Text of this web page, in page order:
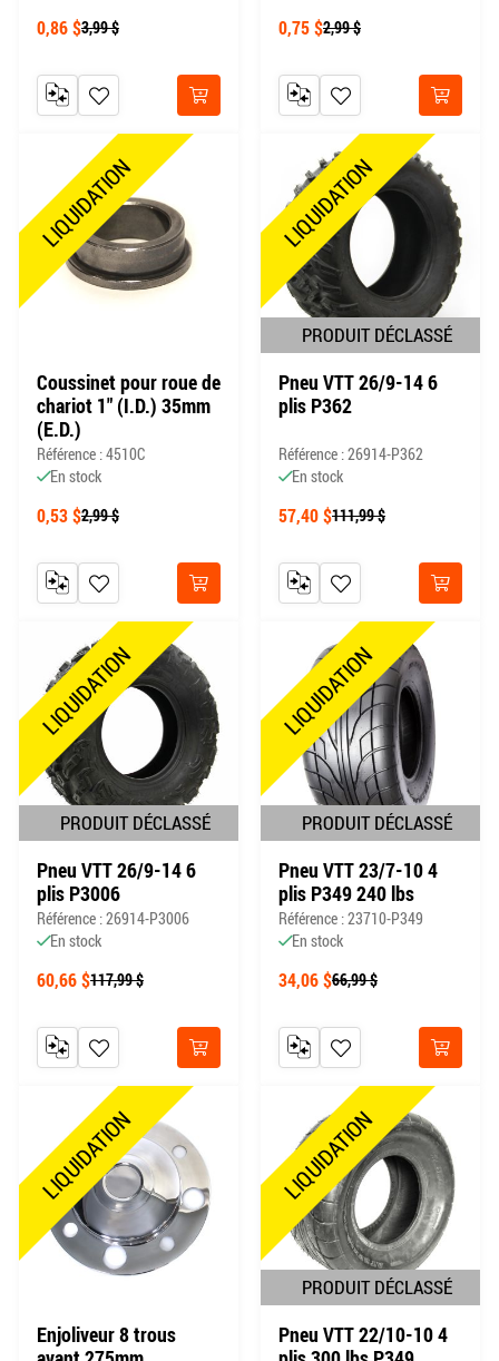
0,86 $3,99 $
Acheter
AJOUTER À MA LISTE DE SOUHAITS
AJOUTER AU COMPARATEUR
0,75 $2,99 $
Acheter
AJOUTER À MA LISTE DE
AJOUTER AU COMPARATEUR
LIQUIDATION
Coussinet pour roue de
chariot 1" (I.D.) 35mm
(E.D.)
Référence : 4510C
En stock
0,53 $2,99 $
Acheter
AJOUTER À MA LISTE DE SOUHAITS
AJOUTER AU COMPARATEUR
LIQUIDATION
PRODUIT DÉCLASSÉ
Pneu VTT 26/9-14 6
plis P362
Référence : 26914-P362
En stock
57,40 $111,99 $
Acheter
AJOUTER À MA LISTE DE
AJOUTER AU COMPARATEUR
LIQUIDATION
PRODUIT DÉCLASSÉ
Pneu VTT 26/9-14 6
plis P3006
Référence : 26914-P3006
En stock
60,66 $117,99 $
Acheter
AJOUTER À MA LISTE DE SOUHAITS
AJOUTER AU COMPARATEUR
LIQUIDATION
PRODUIT DÉCLASSÉ
Pneu VTT 23/7-10 4
plis P349 240 lbs
Référence : 23710-P349
En stock
34,06 $66,99 $
Acheter
AJOUTER À MA LISTE DE
AJOUTER AU COMPARATEUR
LIQUIDATION
Enjoliveur 8 trous
PRODUIT DÉCLASSÉ
LIQUIDATION
Pneu VTT 22/10-10 4